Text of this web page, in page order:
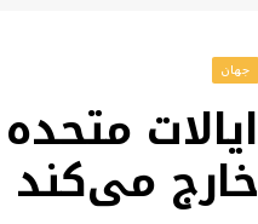
جهان
ایالات
خارج می‌کند